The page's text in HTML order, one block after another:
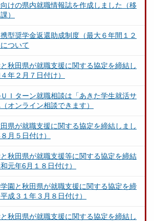
けの県内就職情報誌を作成しました（移
）
型奨学金返還助成制度（最大６年間１２
ついて
秋田県が就職支援に関する協定を締結し
年２月７日付け）
Ｉターン就職相談は「あきた学生就活サ
オンライン相談できます）
県が就職支援に関する協定を締結しまし
月５日付け）
秋田県が就職支援等に関する協定を締結
元年6月１８日付け）
園と秋田県が就職支援に関する協定を締
成３１年３月８日付け）
秋田県が就職支援に関する協定を締結し